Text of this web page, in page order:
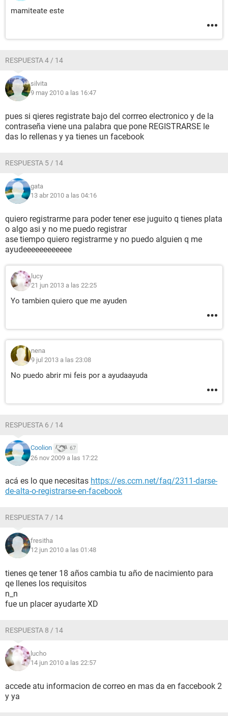
mamiteate este
RESPUESTA 4 / 14
silvita
9 may 2010 a las 16:47
pues si qieres registrate bajo del corrreo electronico y de la
contraseña viene una palabra que pone REGISTRARSE le
das lo rellenas y ya tienes un facebook
RESPUESTA 5 / 14
gata
13 abr 2010 a las 04:16
quiero registrarme para poder tener ese juguito q tienes plata
o algo asi y no me puedo registrar
ase tiempo quiero registrarme y no puedo alguien q me
ayudeeeeeeeeeeee
lucy
21 jun 2013 a las 22:25
Yo tambien quiero que me ayuden
nena
9 jul 2013 a las 23:08
No puedo abrir mi feis por a ayudaayuda
RESPUESTA 6 / 14
Coolion 67
26 nov 2009 a las 17:22
acá es lo que necesitas https://es.ccm.net/faq/2311-darse-
de-alta-o-registrarse-en-facebook
RESPUESTA 7 / 14
fresitha
12 jun 2010 a las 01:48
tienes qe tener 18 años cambia tu año de nacimiento para
qe llenes los requisitos
n_n
fue un placer ayudarte XD
RESPUESTA 8 / 14
lucho
14 jun 2010 a las 22:57
accede atu informacion de correo en mas da en faccebook 2
y ya